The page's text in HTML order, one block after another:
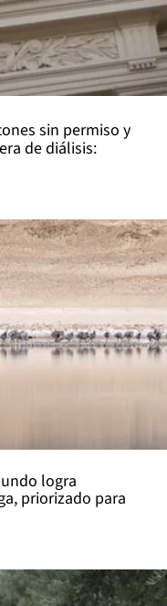
sin permiso y
de diálisis:
logra
priorizado para